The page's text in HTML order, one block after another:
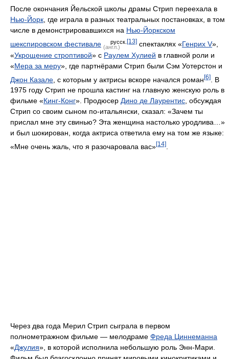
После окончания Йельской школы драмы Стрип переехала в
Нью-Йорк , где играла в разных театральных постановках, в том
числе в демонстрировавшихся на Нью-Йоркском
шекспировском фестивале (англ.)
русск. [13]спектаклях «Генрих V»,
«Укрощение строптивой» с Раулем Хулией в главной роли и
«Мера за меру», где партнёрами Стрип были Сэм Уотерстон и
Джон Казале , с которым у актрисы вскоре начался роман[6]
. В
1975 году Стрип не прошла кастинг на главную женскую роль в
фильме «Кинг-Конг». Продюсер Дино де Лаурентис , обсуждая
Стрип со своим сыном по-итальянски, сказал: «Зачем ты
прислал мне эту свинью? Эта женщина настолько уродлива…»
и был шокирован, когда актриса ответила ему на том же языке:
«Мне очень жаль, что я разочаровала вас»[14]
Через два года Мерил Стрип сыграла в первом
полнометражном фильме — мелодраме Фреда Циннеманна
«Джулия», в которой исполнила небольшую роль Энн-Мари.